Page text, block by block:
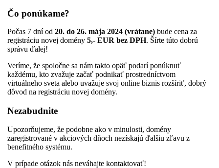
Čo ponúkame?
Počas 7 dní od 20. do 26. mája 2024 (vrátane) bude cena za
registráciu novej domény 5,- EUR bez DPH. Šírte túto dobrú
správu ďalej!
Veríme, že spoločne sa nám takto opäť podarí ponúknuť
každému, kto zvažuje začať podnikať prostredníctvom
virtuálneho sveta alebo uvažuje svoj online biznis rozšíriť, dobrý
dôvod na registráciu novej domény.
Nezabudnite
Upozorňujeme, že podobne ako v minulosti, domény
zaregistrované v akciových dňoch nezískajú ďalšiu zľavu z
benefitného systému.
V prípade otázok nás neváhajte kontaktovať!